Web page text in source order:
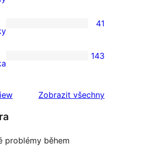
41
143
Zobrazit všechnyrecenze
problémy během